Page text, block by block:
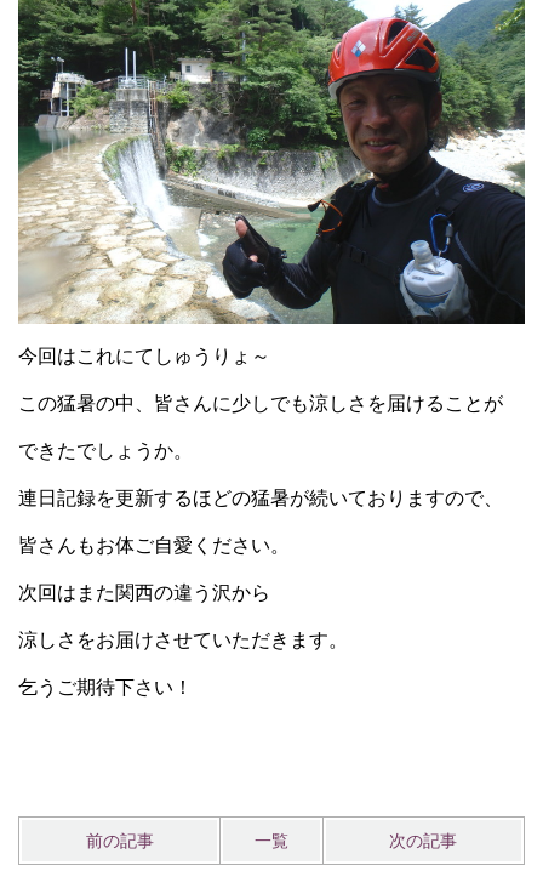
今回はこれにてしゅうりょ～
この猛暑の中、皆さんに少しでも涼しさを届けることが
できたでしょうか。
連日記録を更新するほどの猛暑が続いておりますので、
皆さんもお体ご自愛ください。
次回はまた関西の違う沢から
涼しさをお届けさせていただきます。
乞うご期待下さい！
前の記事 一覧 次の記事